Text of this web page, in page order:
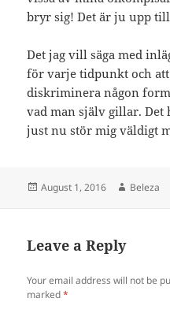
bryr sig! Det är ju upp
Det jag vill säga med
för varje tidpunkt och
diskriminera någon
vad man själv gillar. Det
just nu stör mig väldigt
Posted
August 1, 2016 Author
Beleza
Leave a Reply
Your email address will not be
marked*